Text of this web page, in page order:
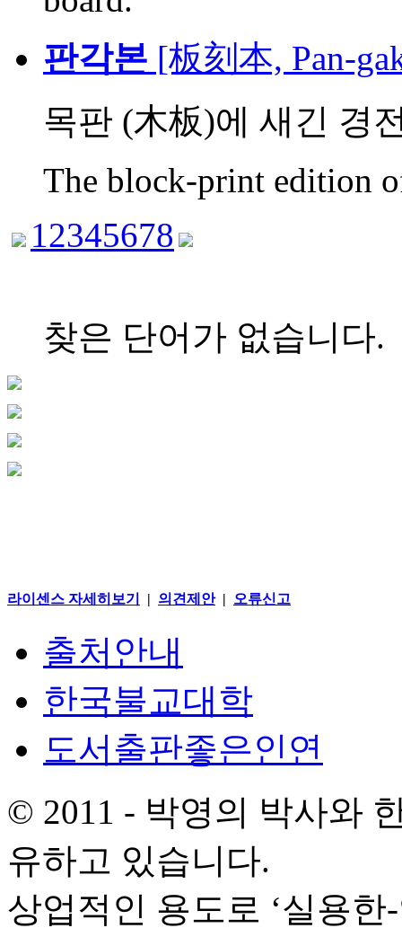
판각본 [板刻本, Pan-
목판 (木板)에 새긴 경
The block-print edition
12345678
찾은 단어가 없습니다.
라이센스 자세히보기 | 의견제안| 오류신고
출처안내
한국불교대학
도서출판좋은인연
© 2011 - 박영의 박사와
유하고 있습니다.
상업적인 용도로 ‘실용